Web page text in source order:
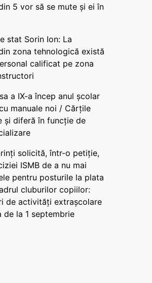
5 vor să se mute și ei în
stat Sorin Ion: La
zona tehnologică există
calificat pe zona
a IX-a încep anul școlar
manuale noi / Cărțile
și diferă în funcție de
solicită, într-o petiție,
ISMB de a nu mai
pentru posturile la plata
cluburilor copiilor:
de activități extrașcolare
de la 1 septembrie